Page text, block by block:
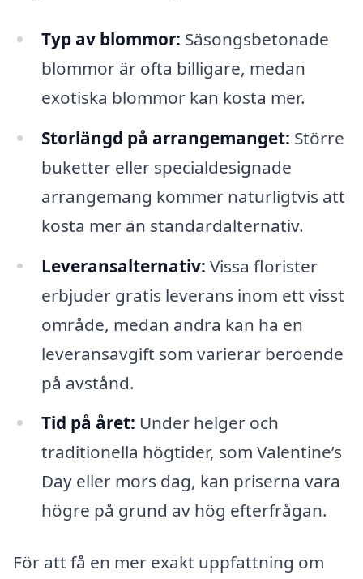
Typ av blommor: Säsongsbetonade
blommor är ofta billigare, medan
exotiska blommor kan kosta mer.
Storlängd på arrangemanget: Större
buketter eller specialdesignade
arrangemang kommer naturligtvis att
kosta mer än standardalternativ.
Leveransalternativ: Vissa florister
erbjuder gratis leverans inom ett visst
område, medan andra kan ha en
leveransavgift som varierar beroende
på avstånd.
Tid på året: Under helger och
traditionella högtider, som Valentine’s
Day eller mors dag, kan priserna vara
högre på grund av hög efterfrågan.
För att få en mer exakt uppfattning om